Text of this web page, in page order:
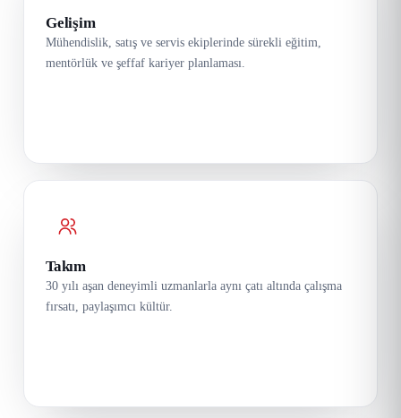
Gelişim
Mühendislik, satış ve servis ekiplerinde sürekli eğitim,
mentörlük ve şeffaf kariyer planlaması.
Takım
30 yılı aşan deneyimli uzmanlarla aynı çatı altında çalışma
fırsatı, paylaşımcı kültür.